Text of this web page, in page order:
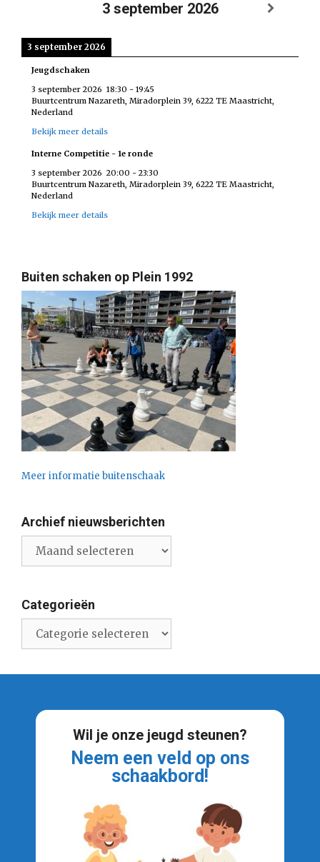
3 september 2026
3 september 2026
Jeugdschaken
3 september 2026 18:30 - 19:45
Buurtcentrum Nazareth, Miradorplein 39, 6222 TE Maastricht,
Nederland
Bekijk meer details
Interne Competitie - 1e ronde
3 september 2026 20:00 - 23:30
Buurtcentrum Nazareth, Miradorplein 39, 6222 TE Maastricht,
Nederland
Bekijk meer details
Buiten schaken op Plein 1992
Meer informatie buitenschaak
Archief nieuwsberichten
nieuwsberichten
Categorieën
Wil je onze jeugd steunen?
Neem een veld op ons
schaakbord!